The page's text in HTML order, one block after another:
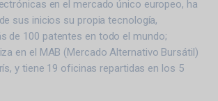
en el mercado único europeo, ha
sus inicios su propia tecnología,
de 100 patentes en todo el mundo;
en el MAB (Mercado Alternativo Bursátil)
y tiene 19 oficinas repartidas en los 5